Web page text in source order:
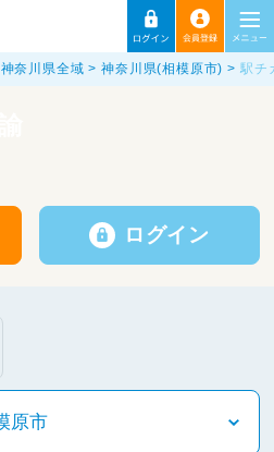
神奈川県全域 神奈川県(相模原市) 駅チ
ログイン